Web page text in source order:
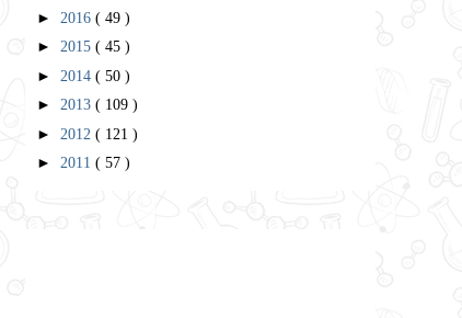
► 2016 ( 49 )
► 2015 ( 45 )
► 2014 ( 50 )
► 2013 ( 109 )
► 2012 ( 121 )
► 2011 ( 57 )